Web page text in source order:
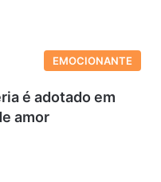
EMOCIONANTE
é adotado em
amor